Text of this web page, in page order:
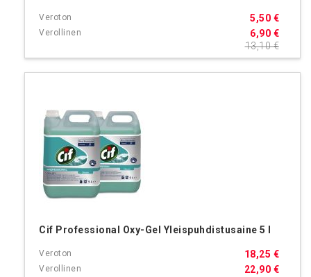
6,90 €
5,50 €
13,10 €
Cif Professional Oxy-Gel Yleispuhdistusaine 5 l
22,90 €
18,25 €